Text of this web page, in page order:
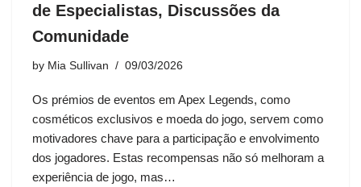
de Especialistas, Discussões da
Comunidade
by Mia Sullivan 09/03/2026
Os prémios de eventos em Apex Legends, como
cosméticos exclusivos e moeda do jogo, servem como
motivadores chave para a participação e envolvimento
dos jogadores. Estas recompensas não só melhoram a
experiência de jogo, mas…